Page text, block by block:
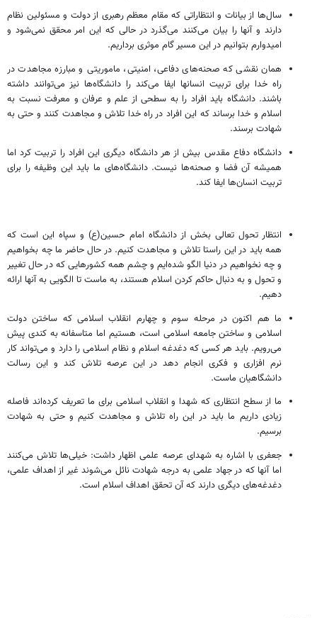
سال‌ها از بیانات و انتظاراتی که مقام معظم رهبری از دولت و مسئولین نظام
دارند و آنها را بیان می‌کنند می‌گذرد در حالی که این امر محقق نمی‌شود و
امیدوارم بتوانیم در این مسیر گام موثری برداریم.
همان نقشی که صحنه‌های دفاعی، امنیتی، ماموریتی و مبارزه مجاهدت در
راه خدا برای تربیت انسانها ایفا می‌کند را دانشگاه‌ها نیز می‌توانند داشته
باشند. دانشگاه باید افراد را به سطحی از علم و عرفان و معرفت نسبت به
اسلام و خدا برساند که این افراد در راه خدا تلاش و مجاهدت کنند و حتی به
شهادت برسند.
دانشگاه دفاع مقدس بیش از هر دانشگاه دیگری این افراد را تربیت کرد اما
همیشه آن فضا و صحنه‌ها نیست. دانشگاه‌های ما باید این وظیفه را برای
تربیت انسان‌ها ایفا کند.
انتظار تحول تعالی بخش از دانشگاه امام حسین(ع) و سپاه این است که
همه باید در این راستا تلاش و مجاهدت کنیم. در حال حاضر ما چه بخواهیم
و چه نخواهیم در دنیا الگو شده‌ایم و چشم همه کشورهایی که در حال تغییر
و تحول و به دنبال حاکم کردن اسلام هستند، به ماست تا الگویی به آنها ارائه
دهیم.
ما هم اکنون در مرحله سوم و چهارم انقلاب اسلامی که ساختن دولت
اسلامی و ساختن جامعه اسلامی است، هستیم اما متاسفانه به کندی پیش
می‌رویم. باید هر کسی که دغدغه اسلام و نظام اسلامی را دارد و می‌تواند کار
نرم افزاری و فکری انجام دهد در این عرصه تلاش کند و این رسالت
دانشگاهیان ماست.
ما از سطح انتظاری که شهدا و انقلاب اسلامی برای ما تعریف کرده‌اند فاصله
زیادی داریم ما باید در این راه تلاش و مجاهدت کنیم و حتی به شهادت
برسیم.
جعفری با اشاره به شهدای عرصه علمی اظهار داشت: خیلی‌ها تلاش می‌کنند
اما آنها که در جهاد علمی به درجه شهادت نائل می‌شوند غیر از اهداف علمی،
دغدغه‌های دیگری دارند که آن تحقق اهداف اسلام است.